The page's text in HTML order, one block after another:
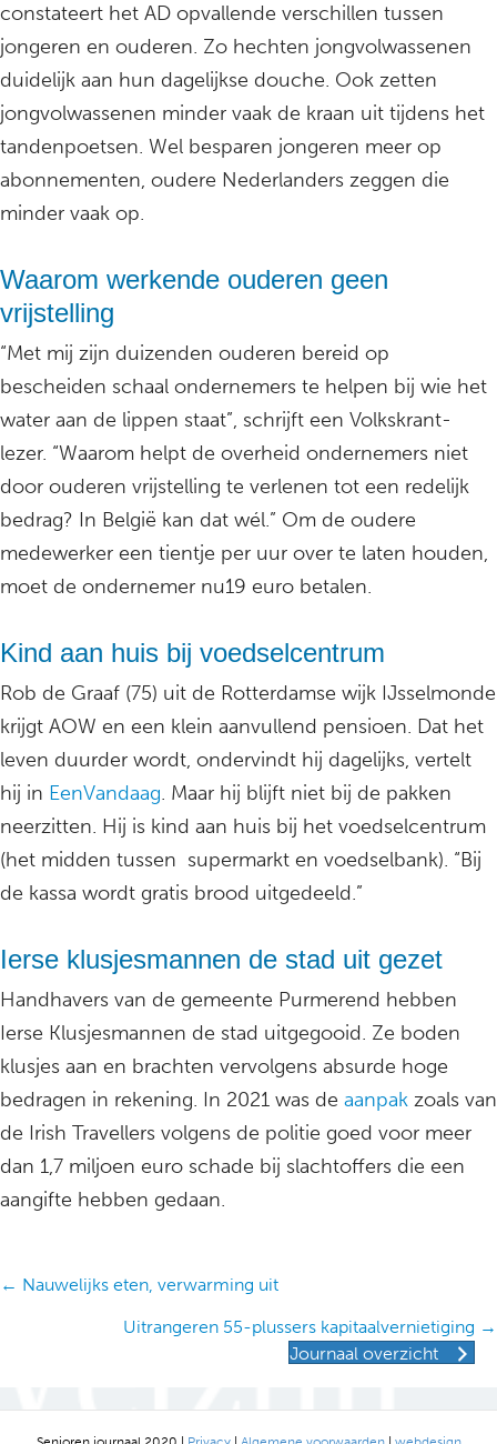
constateert het AD opvallende verschillen tussen
jongeren en ouderen. Zo hechten jongvolwassenen
duidelijk aan hun dagelijkse douche. Ook zetten
jongvolwassenen minder vaak de kraan uit tijdens het
tandenpoetsen. Wel besparen jongeren meer op
abonnementen, oudere Nederlanders zeggen die
minder vaak op.
Waarom werkende ouderen geen
vrijstelling
“Met mij zijn duizenden ouderen bereid op
bescheiden schaal ondernemers te helpen bij wie het
water aan de lippen staat”, schrijft een Volkskrant-
lezer. “Waarom helpt de overheid ondernemers niet
door ouderen vrijstelling te verlenen tot een redelijk
bedrag? In België kan dat wél.” Om de oudere
medewerker een tientje per uur over te laten houden,
moet de ondernemer nu19 euro betalen.
Kind aan huis bij voedselcentrum
Rob de Graaf (75) uit de Rotterdamse wijk IJsselmonde
krijgt AOW en een klein aanvullend pensioen. Dat het
leven duurder wordt, ondervindt hij dagelijks, vertelt
hij in EenVandaag. Maar hij blijft niet bij de pakken
neerzitten. Hij is kind aan huis bij het voedselcentrum
(het midden tussen supermarkt en voedselbank). “Bij
de kassa wordt gratis brood uitgedeeld.”
Ierse klusjesmannen de stad uit gezet
Handhavers van de gemeente Purmerend hebben
Ierse Klusjesmannen de stad uitgegooid. Ze boden
klusjes aan en brachten vervolgens absurde hoge
bedragen in rekening. In 2021 was de aanpak zoals van
de Irish Travellers volgens de politie goed voor meer
dan 1,7 miljoen euro schade bij slachtoffers die een
aangifte hebben gedaan.
Posts
← Nauwelijks eten, verwarming uit
Uitrangeren 55-plussers kapitaalvernietiging →
Journaal overzicht